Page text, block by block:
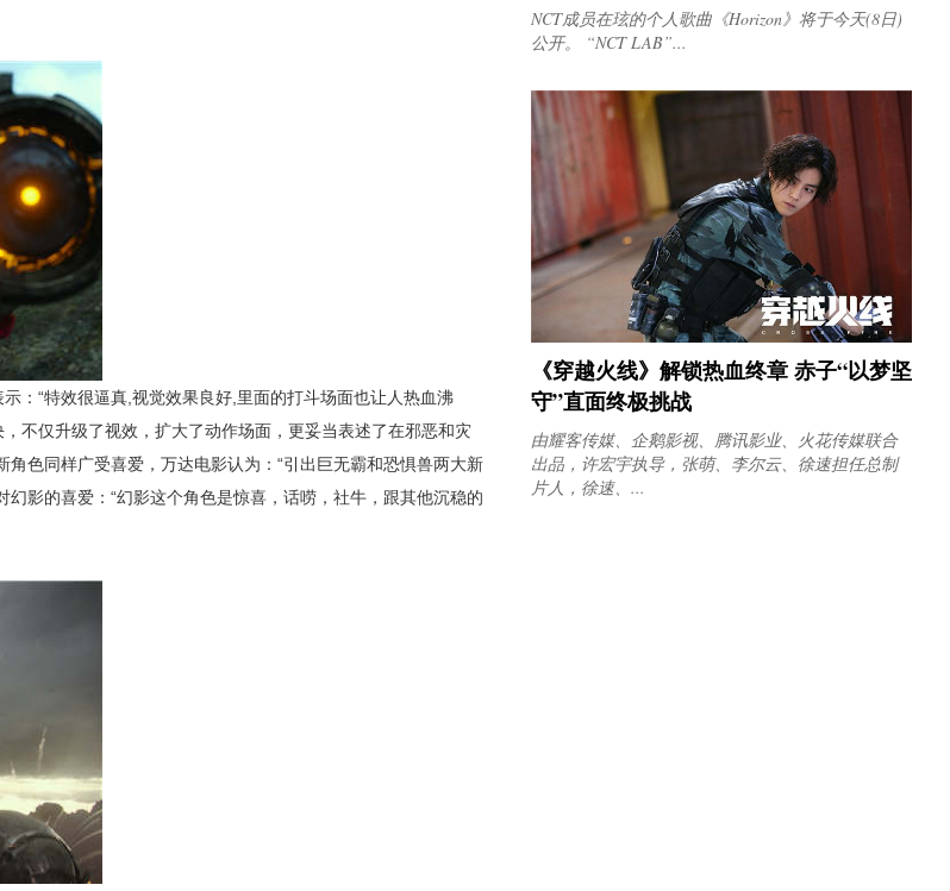
： “特效很逼真 ,视觉效果良好,里面的打斗场面也让人热血沸
不仅升级了视效，扩大了动作场面，更妥当表述了在邪恶和灾
色同样广受喜爱，万达电影认为：“引出巨无霸和恐惧兽两大新
影的喜爱：“幻影这个角色是惊喜，话唠，社牛，跟其他沉稳的
NCT成员在玹的个人歌曲《Horizon》将于今天(8日)
公开。 “NCT LAB”...
《穿越火线》解锁热血终章 赤子“以梦坚
守”直面终极挑战
由耀客传媒、企鹅影视、腾讯影业、火花传媒联合
出品，许宏宇执导，张萌、李尔云、徐速担任总制
片人，徐速、...